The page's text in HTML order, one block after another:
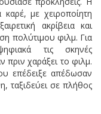
με χειροποίητη
ακρίβεια και
πολύτιμου φιλμ. Για
τις σκηνές
πριν χαράξει το φιλμ.
επέδειξε απέδωσαν
ταξιδεύει σε πλήθος